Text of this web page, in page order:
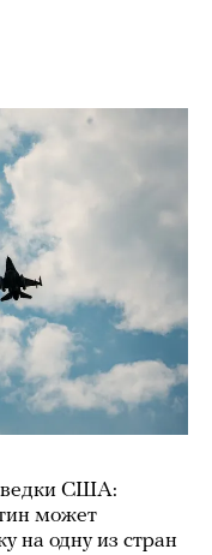
США:
может
на одну из стран